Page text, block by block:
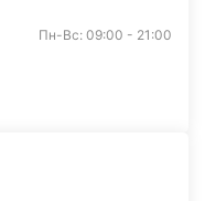
Пн-Вс: 09:00 - 21:00